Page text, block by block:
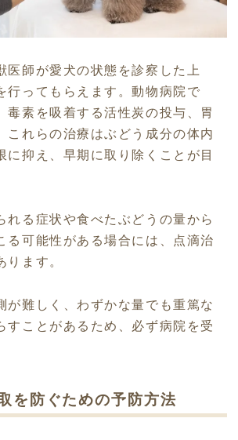
医師が愛犬の状態を診察した上
行ってもらえます。動物病院で
毒素を吸着する活性炭の投与、胃
これらの治療はぶどう成分の体内
に抑え、早期に取り除くことが目
れる症状や食べたぶどうの量から
る可能性がある場合には、点滴治
ます。
が難しく、わずかな量でも重篤な
すことがあるため、必ず病院を受
を防ぐための予防方法